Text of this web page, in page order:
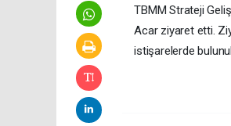
TBMM Strateji
Acar ziyaret etti.
istişarelerde